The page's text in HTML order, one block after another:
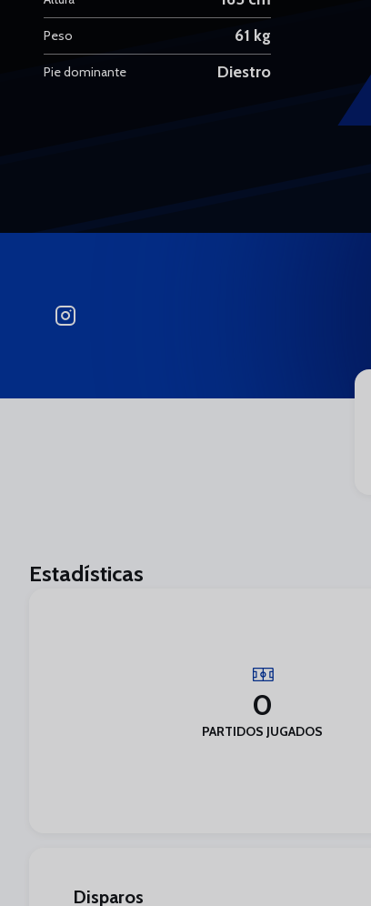
Peso 61 kg
Pie dominante Diestro
Estadísticas
0
PARTIDOS JUGADOS
Disparos